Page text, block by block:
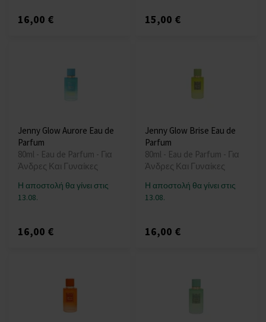
16,00 € 15,00 €
Jenny Glow Aurore Eau de
Parfum
80ml - Eau de Parfum - Για
Άνδρες Και Γυναίκες
Η αποστολή θα γίνει στις
13.08.
16,00 €
Jenny Glow Brise Eau de
Parfum
80ml - Eau de Parfum - Για
Άνδρες Και Γυναίκες
Η αποστολή θα γίνει στις
13.08.
16,00 €